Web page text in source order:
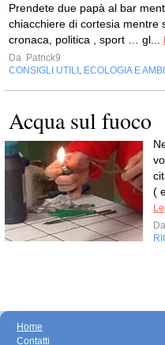
Prendete due papà al bar
chiacchiere di cortesia mentre
cronaca, politica , sport … gl...
Da Patrick9
CONSIGLI UTILI
ECOLOGIA E
Acqua sul fuoco
(
Da
Home
Contatti